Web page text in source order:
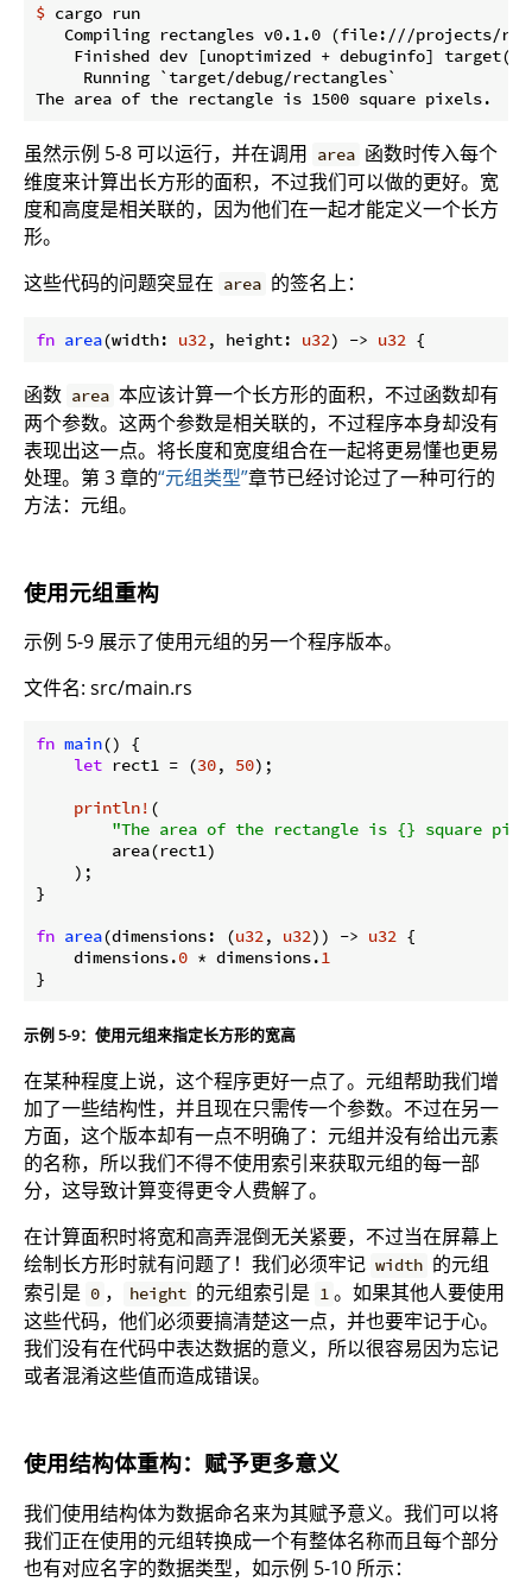
$ cargo run
Compiling rectangles v0.1.0 (file:///projects/
Finished dev [unoptimized + debuginfo]
     Running `target/debug/rectangles`
虽然示例 5-8 可以运行，并在调用 area 函数时传入每个
维度来计算出长方形的面积，不过我们可以做的更好。宽
度和高度是相关联的，因为他们在一起才能定义一个长方
形。
这些代码的问题突显在 area 的签名上：
fn area(width: u32, height: u32) -> u32
函数 area 本应该计算一个长方形的面积，不过函数却有
两个参数。这两个参数是相关联的，不过程序本身却没有
表现出这一点。将长度和宽度组合在一起将更易懂也更易
处理。第 3 章的“元组类型”章节已经讨论过了一种可行的
方法：元组。
使用元组重构
示例 5-9 展示了使用元组的另一个程序版本。
文件名: src/main.rs
fn main() {
let rect1 = (30, 50);
println! (
"The area of the rectangle is {} square
        area(rect1)
    );
}
fn area(dimensions: (u32, u32)) -> u32 {
    dimensions.
0 * dimensions.1
}
示例 5-9：使用元组来指定长方形的宽高
在某种程度上说，这个程序更好一点了。元组帮助我们增
加了一些结构性，并且现在只需传一个参数。不过在另一
方面，这个版本却有一点不明确了：元组并没有给出元素
的名称，所以我们不得不使用索引来获取元组的每一部
分，这导致计算变得更令人费解了。
在计算面积时将宽和高弄混倒无关紧要，不过当在屏幕上
绘制长方形时就有问题了！我们必须牢记 width 的元组
索引是 0 ， height 的元组索引是 1 。如果其他人要使用
这些代码，他们必须要搞清楚这一点，并也要牢记于心。
我们没有在代码中表达数据的意义，所以很容易因为忘记
或者混淆这些值而造成错误。
使用结构体重构：赋予更多意义
我们使用结构体为数据命名来为其赋予意义。我们可以将
我们正在使用的元组转换成一个有整体名称而且每个部分
也有对应名字的数据类型，如示例 5-10 所示：